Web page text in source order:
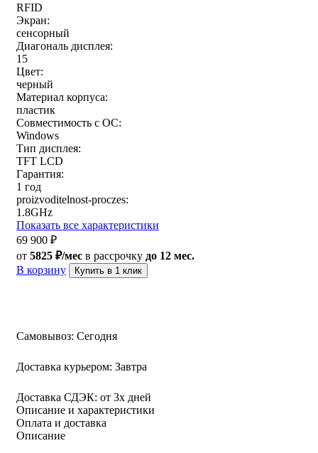
RFID
Экран:
сенсорный
Диагональ дисплея:
15
Цвет:
черный
Материал корпуса:
пластик
Совместимость с ОС:
Windows
Тип дисплея:
TFT LCD
Гарантия:
1 год
proizvoditelnost-proczes:
1.8GHz
Показать все характеристики
69 900 ₽
от 5825 ₽/мес в рассрочку до 12 мес.
В корзину
Купить в 1 клик
Самовывоз: Сегодня
Доставка курьером: Завтра
Доставка СДЭК: от 3х дней
Описание и характеристики
Оплата и доставка
Описание